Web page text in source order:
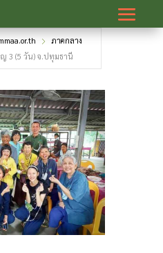
ภาคกลาง
3 (5 วัน) จ.ปทุมธานี